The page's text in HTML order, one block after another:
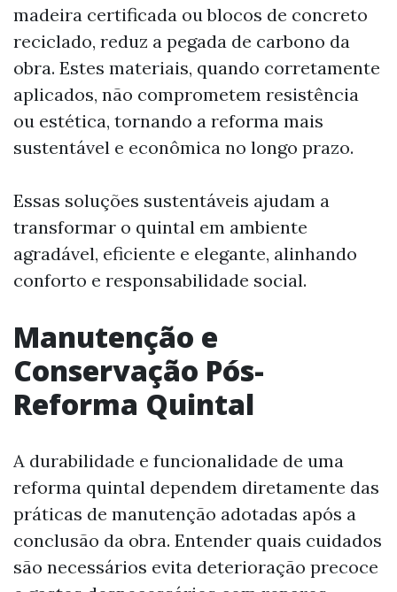
madeira certificada ou blocos de concreto
reciclado, reduz a pegada de carbono da
obra. Estes materiais, quando corretamente
aplicados, não comprometem resistência
ou estética, tornando a reforma mais
sustentável e econômica no longo prazo.
Essas soluções sustentáveis ajudam a
transformar o quintal em ambiente
agradável, eficiente e elegante, alinhando
conforto e responsabilidade social.
Manutenção e
Conservação Pós-
Reforma Quintal
A durabilidade e funcionalidade de uma
reforma quintal dependem diretamente das
práticas de manutenção adotadas após a
conclusão da obra. Entender quais cuidados
são necessários evita deterioração precoce